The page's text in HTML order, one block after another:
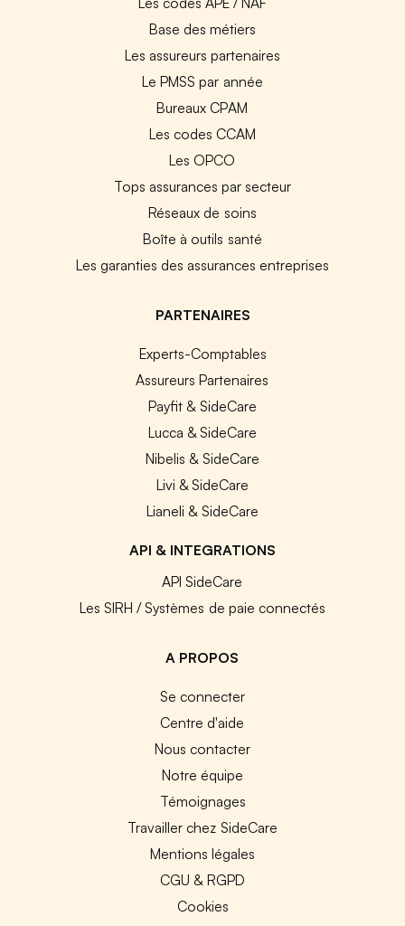
Base des métiers
Les assureurs partenaires
Le PMSS par année
Bureaux CPAM
Les codes CCAM
Les OPCO
Tops assurances par secteur
Réseaux de soins
Boîte à outils santé
Les garanties des assurances entreprises
PARTENAIRES
Experts-Comptables
Assureurs Partenaires
Payfit & SideCare
Lucca & SideCare
Nibelis & SideCare
Livi & SideCare
Lianeli & SideCare
API & INTEGRATIONS
API SideCare
Les SIRH / Systèmes de paie connectés
A PROPOS
Se connecter
Centre d'aide
Nous contacter
Notre équipe
Témoignages
Travailler chez SideCare
Mentions légales
CGU & RGPD
Cookies